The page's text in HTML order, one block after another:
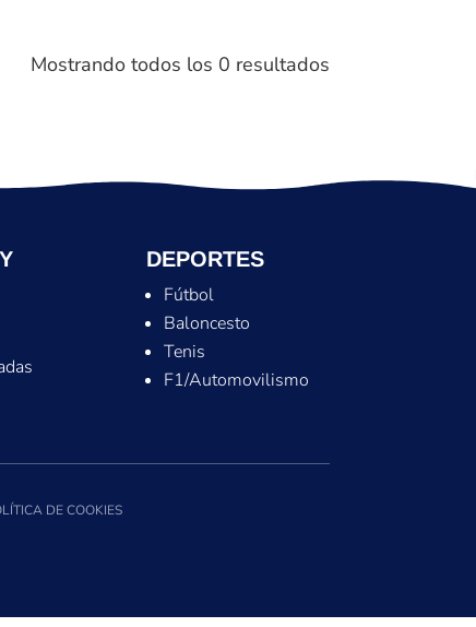
Mostrando todos los 0 resultados
DEPORTES
Fútbol
Baloncesto
Tenis
F1/Automovilismo
DE COOKIES